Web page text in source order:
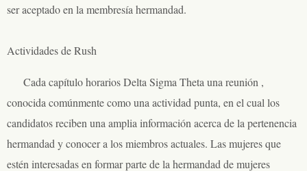
ser aceptado en la membresía hermandad.
Actividades de Rush
Cada capítulo horarios Delta Sigma Theta una reunión ,
conocida comúnmente como una actividad punta, en el cual los
candidatos reciben una amplia información acerca de la pertenencia
hermandad y conocer a los miembros actuales. Las mujeres que
estén interesadas en formar parte de la hermandad de mujeres